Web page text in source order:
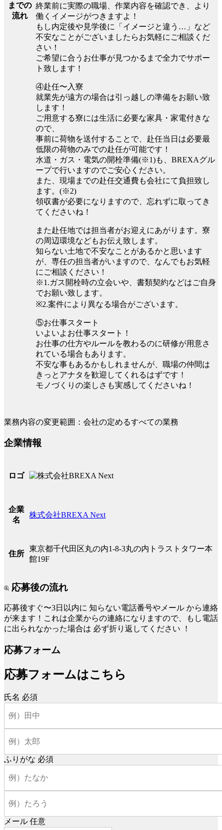
までの
流れ
終業前に実際の職場、作業内容を確認でき、より
働くイメージがつきますよ！
もし内定後や見学後に「イメージと違う…」など
不安なことがございましたらお気軽にご相談くだ
さい！
ご希望に合うお仕事が見つかるまで全力でサポー
ト致します！
④赴任〜入寮
就業先が遠方の場合は引っ越しの準備をお願い致
します！
ご用意する寮には生活に必要な家具・家電付きな
ので、
事前に荷物を送付することで、赴任当日は必要最
低限の荷物のみでの赴任が可能です！
水道・ガス・電気の開栓準備(※1)も、BREXAグル
ープで行いますのでご安心ください。
また、現場までの赴任交通費も会社にて負担致し
ます。(※2)
領収書が必要になりますので、忘れずに取ってき
てくださいね！
また赴任地では担当者がお迎えにあがります。寮
の周辺環境などもお伝え致します。
知らない土地で不安なことがあるかと思います
が、専任の担当者がいますので、なんでもお気軽
にご相談ください！
※1.ガス開栓時の立会いや、書類契約などはご自身
でお願い致します。
※2.案件により異なる場合がございます。
⑤お仕事スタート
いよいよお仕事スタート！
お仕事の仕方やルールを教わるのに研修が用意さ
れている場合もあります。
不安な事もあるかもしれませんが、職場の仲間は
きっとアナタを歓迎してくれるはずです！
モノづくりの楽しさも実感してくださいね！
業務内容の変更範囲：会社の定めるすべての業務
企業情報
ロゴ
企業
名
株式会社BREXA Next
住所
東京都千代田区丸の内1-8-3丸の内トラストタワー本
館19F
応募後の流れ
応募後すぐ〜3日以内に 知らない電話番号やメール から連絡
が来ます！これは企業からの連絡になりますので、もし電話
に出られなかった場合は 必ず折り返してください ！
応募フォーム
応募フォームはこちら
氏名 必須
ふりがな 必須
メール 任意